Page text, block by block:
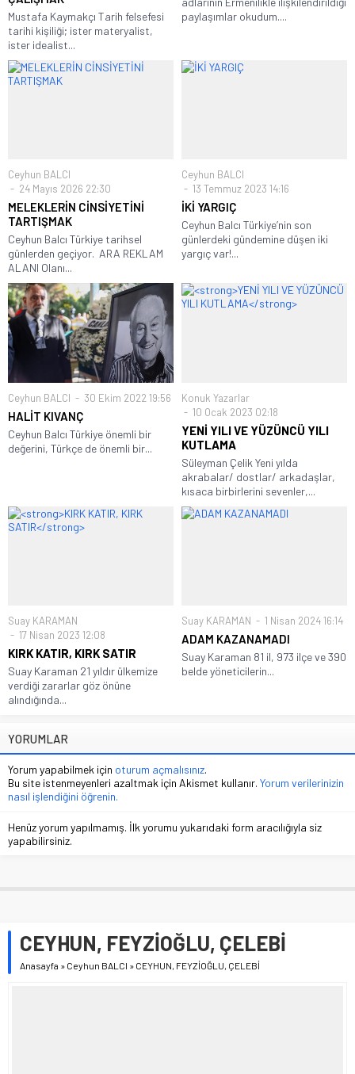
Mustafa Kaymakçı Tarih felsefesi
tarihi kişiliği; ister materyalist,
ister idealist...
paylaşımlar okudum....
Ceyhun BALCI
24 Mayıs 2026 22:30
MELEKLERİN CİNSİYETİNİ
TARTIŞMAK
Ceyhun Balcı Türkiye tarihsel
günlerden geçiyor. ARA REKLAM
ALANI Olanı...
Ceyhun BALCI
13 Temmuz 2023 14:16
İKİ YARGIÇ
Ceyhun Balcı Türkiye’nin son
günlerdeki gündemine düşen iki
yargıç var!...
Ceyhun BALCI 30 Ekim 2022 19:56
HALİT KIVANÇ
Ceyhun Balcı Türkiye önemli bir
değerini, Türkçe de önemli bir...
Konuk Yazarlar
10 Ocak 2023 02:18
YENİ YILI VE YÜZÜNCÜ YILI
KUTLAMA
Süleyman Çelik Yeni yılda
akrabalar/ dostlar/ arkadaşlar,
kısaca birbirlerini sevenler,...
Suay KARAMAN
17 Nisan 2023 12:08
KIRK KATIR, KIRK SATIR
Suay Karaman 21 yıldır ülkemize
verdiği zararlar göz önüne
alındığında...
Suay KARAMAN 1 Nisan 2024 16:14
ADAM KAZANAMADI
Suay Karaman 81 il, 973 ilçe ve 390
belde yöneticilerin...
YORUMLAR
Yorum yapabilmek için oturum açmalısınız.
Bu site istenmeyenleri azaltmak için Akismet kullanır. Yorum verilerinizin
nasıl işlendiğini öğrenin.
Henüz yorum yapılmamış. İlk yorumu yukarıdaki form aracılığıyla siz
yapabilirsiniz.
CEYHUN, FEYZİOĞLU, ÇELEBİ
Anasayfa » Ceyhun BALCI » CEYHUN, FEYZİOĞLU, ÇELEBİ